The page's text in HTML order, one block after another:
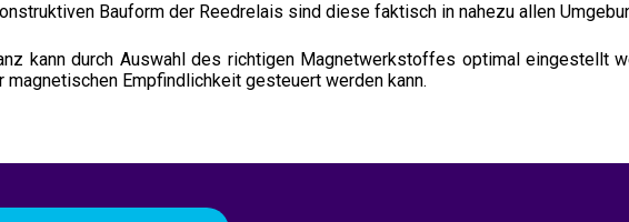
Bauform der Reedrelais sind diese faktisch in nahezu allen
kann durch Auswahl des richtigen Magnetwerkstoffes optimal eingestellt
magnetischen Empfindlichkeit gesteuert werden kann.